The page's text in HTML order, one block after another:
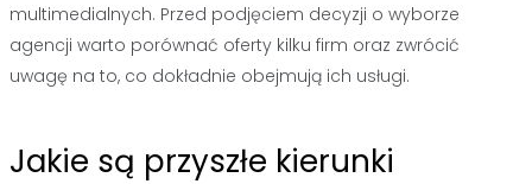
multimedialnych. Przed podjęciem decyzji o wyborze
agencji warto porównać oferty kilku firm oraz zwrócić
uwagę na to, co dokładnie obejmują ich usługi.
Jakie są przyszłe kierunki